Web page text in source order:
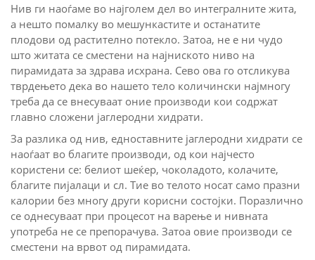
Нив ги наоѓаме во најголем дел во интегралните жита,
а нешто помалку во мешункастите и останатите
плодови од растително потекло. Затоа, не е ни чудо
што житата се сместени на најниското ниво на
пирамидата за здрава исхрана. Сево ова го отсликува
тврдењето дека во нашето тело количински најмногу
треба да се внесуваат оние производи кои содржат
главно сложени јаглеродни хидрати.
За разлика од нив, едноставните јаглеродни хидрати се
наоѓаат во благите производи, од кои најчесто
користени се: белиот шеќер, чоколадото, колачите,
благите пијалаци и сл. Тие во телото носат само празни
калории без многу други корисни состојки. Поразлично
се однесуваат при процесот на варење и нивната
употреба не се препорачува. Затоа овие производи се
сместени на врвот од пирамидата.